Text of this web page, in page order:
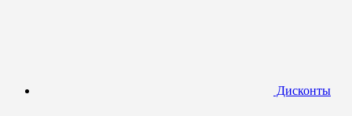
Дисконты